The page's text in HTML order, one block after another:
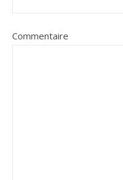
Commentaire